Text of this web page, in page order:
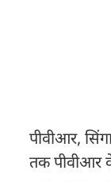
पीवीआर,
तक पीवीआर